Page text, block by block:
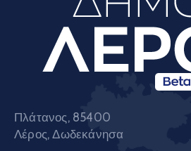
Πλάτανος, 85400
Λέρος, Δωδεκάνησα